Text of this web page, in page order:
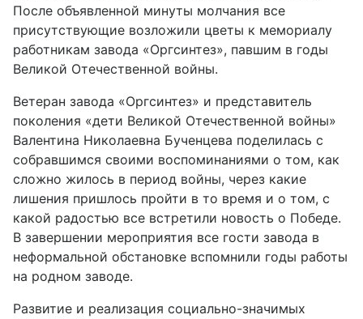
После объявленной минуты молчания все
присутствующие возложили цветы к мемориалу
работникам завода «Оргсинтез», павшим в годы
Великой Отечественной войны.
Ветеран завода «Оргсинтез» и представитель
поколения «дети Великой Отечественной войны»
Валентина Николаевна Бученцева поделилась с
собравшимся своими воспоминаниями о том, как
сложно жилось в период войны, через какие
лишения пришлось пройти в то время и о том, с
какой радостью все встретили новость о Победе.
В завершении мероприятия все гости завода в
неформальной обстановке вспомнили годы работы
на родном заводе.
Развитие и реализация социально-значимых